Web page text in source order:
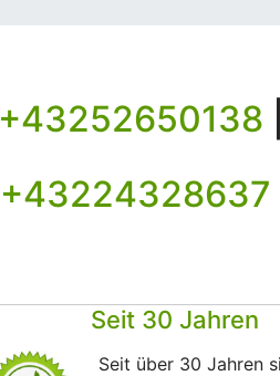
+43252650138
+43224328637
Seit 30 Jahren
Seit über 30 Jahren